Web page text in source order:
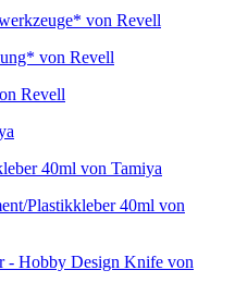
von Revell
von Revell
Revell
40ml von Tamiya
Plastikkleber 40ml von
- Hobby Design Knife von